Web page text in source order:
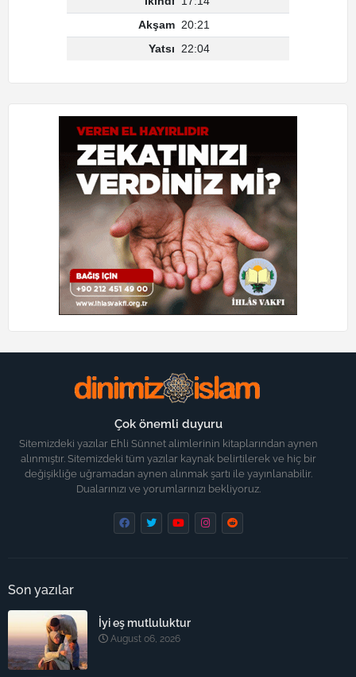
Çok önemli duyuru
Sitemizdeki yazılar Ehli Sünnet alimlerinin kitaplarından aynen
alınmıştır. Sitemizdeki tüm yazılar kaynak belirtilerek ve hiç bir
değişikliğe uğramadan aynen alınmak şartı ile yayınlanabilir.
Dualarınızı ve yorumlarınızı bekliyoruz.
Son yazılar
İyi eş mutluluktur
August 06, 2026